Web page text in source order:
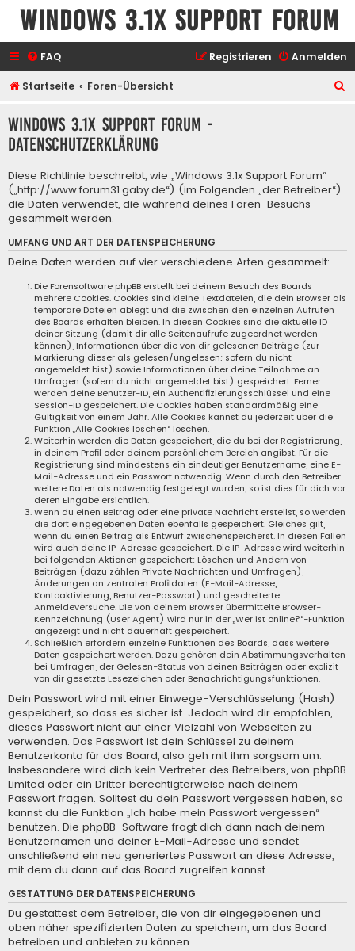
Windows 3.1x Support Forum
FAQ Anmelden
Registrieren
Startseite Foren-Übersicht
Windows 3.1x Support Forum -
Datenschutzerklärung
Diese Richtlinie beschreibt, wie „Windows 3.1x Support Forum“
(„http://www.forum31.gaby.de“) (im Folgenden „der Betreiber“)
die Daten verwendet, die während deines Foren-Besuchs
gesammelt werden.
UMFANG UND ART DER DATENSPEICHERUNG
Deine Daten werden auf vier verschiedene Arten gesammelt:
Die Forensoftware phpBB erstellt bei deinem Besuch des Boards
mehrere Cookies. Cookies sind kleine Textdateien, die dein Browser als
temporäre Dateien ablegt und die zwischen den einzelnen Aufrufen
des Boards erhalten bleiben. In diesen Cookies sind die aktuelle ID
deiner Sitzung (damit dir alle Seitenaufrufe zugeordnet werden
können), Informationen über die von dir gelesenen Beiträge (zur
Markierung dieser als gelesen/ungelesen; sofern du nicht
angemeldet bist) sowie Informationen über deine Teilnahme an
Umfragen (sofern du nicht angemeldet bist) gespeichert. Ferner
werden deine Benutzer-ID, ein Authentifizierungsschlüssel und eine
Session-ID gespeichert. Die Cookies haben standardmäßig eine
Gültigkeit von einem Jahr. Alle Cookies kannst du jederzeit über die
Funktion „Alle Cookies löschen“ löschen.
Weiterhin werden die Daten gespeichert, die du bei der Registrierung,
in deinem Profil oder deinem persönlichem Bereich angibst. Für die
Registrierung sind mindestens ein eindeutiger Benutzername, eine E-
Mail-Adresse und ein Passwort notwendig. Wenn durch den Betreiber
weitere Daten als notwendig festgelegt wurden, so ist dies für dich vor
deren Eingabe ersichtlich.
Wenn du einen Beitrag oder eine private Nachricht erstellst, so werden
die dort eingegebenen Daten ebenfalls gespeichert. Gleiches gilt,
wenn du einen Beitrag als Entwurf zwischenspeicherst. In diesen Fällen
wird auch deine IP-Adresse gespeichert. Die IP-Adresse wird weiterhin
bei folgenden Aktionen gespeichert: Löschen und Ändern von
Beiträgen (dazu zählen Private Nachrichten und Umfragen),
Änderungen an zentralen Profildaten (E-Mail-Adresse,
Kontoaktivierung, Benutzer-Passwort) und gescheiterte
Anmeldeversuche. Die von deinem Browser übermittelte Browser-
Kennzeichnung (User Agent) wird nur in der „Wer ist online?“-Funktion
angezeigt und nicht dauerhaft gespeichert.
Schließlich erfordern einzelne Funktionen des Boards, dass weitere
Daten gespeichert werden. Dazu gehören dein Abstimmungsverhalten
bei Umfragen, der Gelesen-Status von deinen Beiträgen oder explizit
von dir gesetzte Lesezeichen oder Benachrichtigungsfunktionen.
Dein Passwort wird mit einer Einwege-Verschlüsselung (Hash)
gespeichert, so dass es sicher ist. Jedoch wird dir empfohlen,
dieses Passwort nicht auf einer Vielzahl von Webseiten zu
verwenden. Das Passwort ist dein Schlüssel zu deinem
Benutzerkonto für das Board, also geh mit ihm sorgsam um.
Insbesondere wird dich kein Vertreter des Betreibers, von phpBB
Limited oder ein Dritter berechtigterweise nach deinem
Passwort fragen. Solltest du dein Passwort vergessen haben, so
kannst du die Funktion „Ich habe mein Passwort vergessen“
benutzen. Die phpBB-Software fragt dich dann nach deinem
Benutzernamen und deiner E-Mail-Adresse und sendet
anschließend ein neu generiertes Passwort an diese Adresse,
mit dem du dann auf das Board zugreifen kannst.
GESTATTUNG DER DATENSPEICHERUNG
Du gestattest dem Betreiber, die von dir eingegebenen und
oben näher spezifizierten Daten zu speichern, um das Board
betreiben und anbieten zu können.